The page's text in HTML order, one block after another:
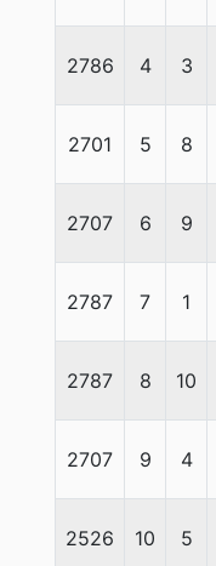
2786 4 3
2701 5 8
2707 6 9
2787 7 1
2787 8 10
2707 9 4
2526 10 5